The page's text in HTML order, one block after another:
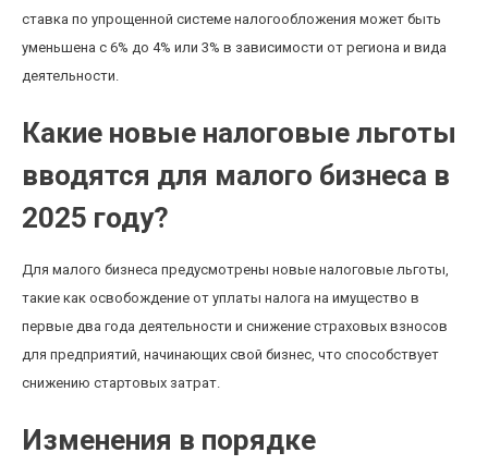
ставка по упрощенной системе налогообложения может быть
уменьшена с 6% до 4% или 3% в зависимости от региона и вида
деятельности.
Какие новые налоговые льготы
вводятся для малого бизнеса в
2025 году?
Для малого бизнеса предусмотрены новые налоговые льготы,
такие как освобождение от уплаты налога на имущество в
первые два года деятельности и снижение страховых взносов
для предприятий, начинающих свой бизнес, что способствует
снижению стартовых затрат.
Изменения в порядке